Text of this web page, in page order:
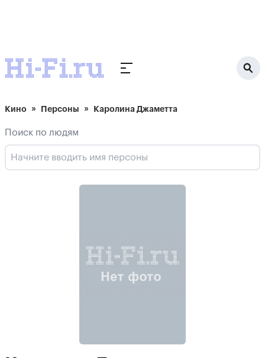
Кино Персоны Каролина Джаметта
Поиск по людям